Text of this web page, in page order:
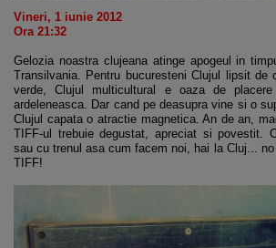
Vineri, 1 iunie 2012
Ora 21:32
Gelozia noastra clujeana atinge apogeul in
Transilvania. Pentru bucuresteni Clujul lipsit de
verde, Clujul multicultural e oaza de
ardeleneasca. Dar cand pe deasupra vine si o
Clujul capata o atractie magnetica. An de an,
TIFF-ul trebuie degustat, apreciat si povestit.
sau cu trenul asa cum facem noi, hai la Cluj...
TIFF!